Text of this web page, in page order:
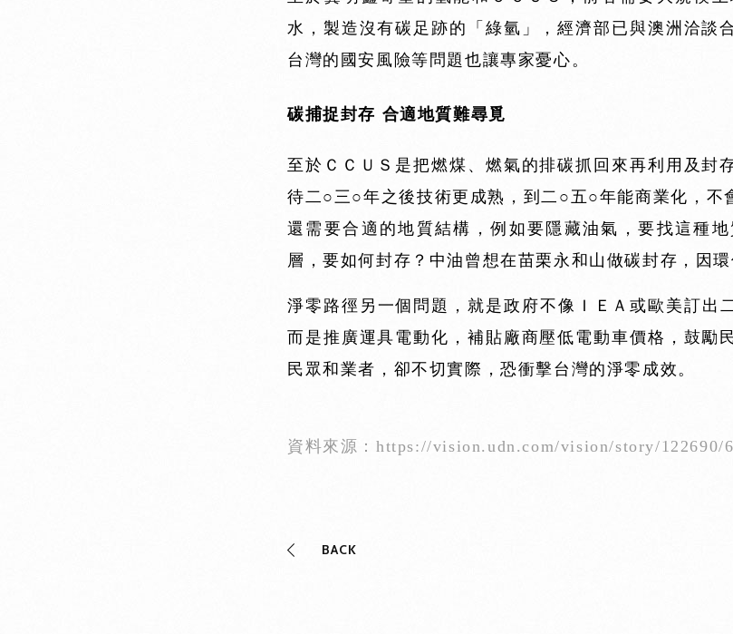
水，製造沒有碳足跡的「綠氫」，經濟部已與澳洲洽談
台灣的國安風險等問題也讓專家憂心。
碳捕捉封存 合適地質難尋覓
至於ＣＣＵＳ是把燃煤、燃氣的排碳抓回來再利用及封
待二○三○年之後技術更成熟，到二○五○年能商業化，不
還需要合適的地質結構，例如要隱藏油氣，要找這種
層，要如何封存？中油曾想在苗栗永和山做碳封存，因
淨零路徑另一個問題，就是政府不像ＩＥＡ或歐美訂出
而是推廣運具電動化，補貼廠商壓低電動車價格，鼓勵
民眾和業者，卻不切實際，恐衝擊台灣的淨零成效。
資料來源：https://vision.udn.com/vision/story/122690/
BACK